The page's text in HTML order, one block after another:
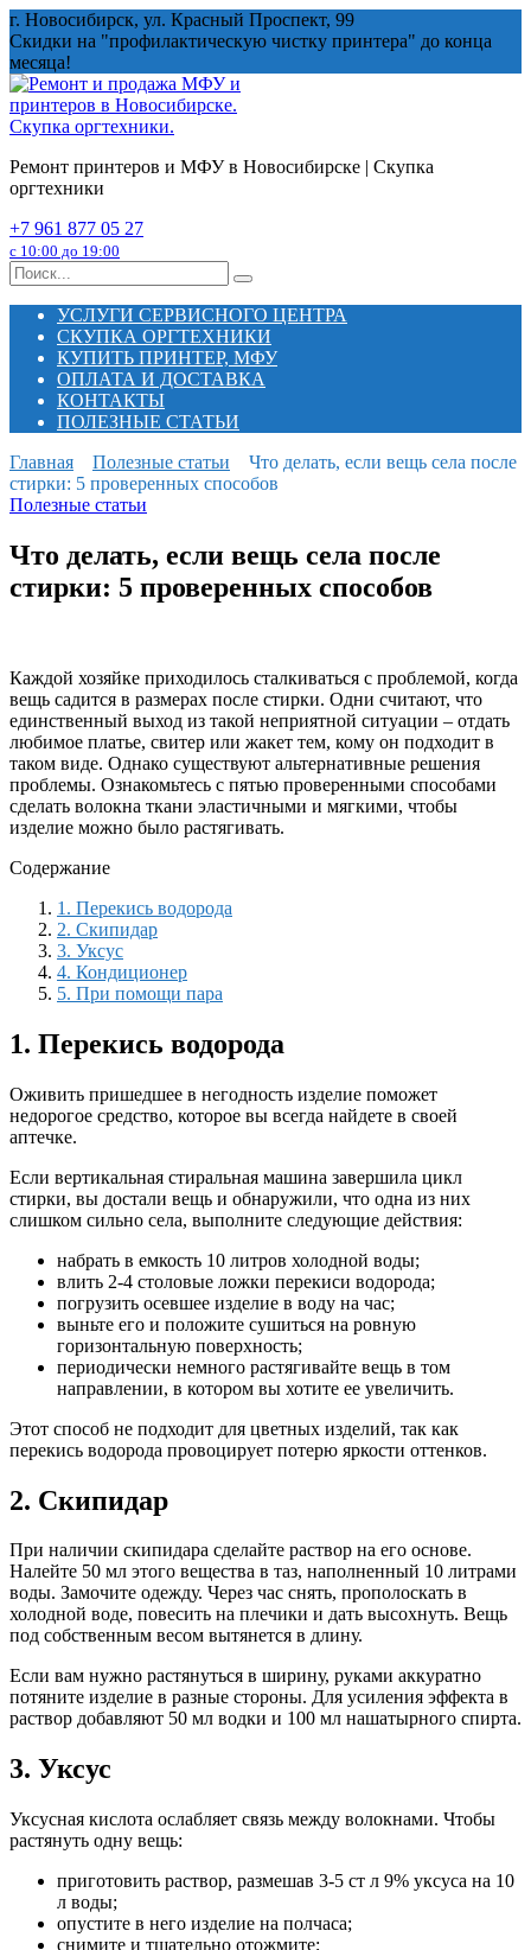
Перейти
к
содержанию
г. Новосибирск, ул. Красный Проспект, 99
Скидки на "профилактическую чистку принтера" до конца
месяца!
Ремонт принтеров и МФУ в Новосибирске | Скупка
оргтехники
+7 961 877 05 27
с 10:00 до 19:00
Search
for:
УСЛУГИ СЕРВИСНОГО ЦЕНТРА
СКУПКА ОРГТЕХНИКИ
КУПИТЬ ПРИНТЕР, МФУ
ОПЛАТА И ДОСТАВКА
КОНТАКТЫ
ПОЛЕЗНЫЕ СТАТЬИ
Главная
Полезные статьи
Что делать, если вещь села после
стирки: 5 проверенных способов
Полезные статьи
Что делать, если вещь села после
стирки: 5 проверенных способов
Каждой хозяйке приходилось сталкиваться с проблемой, когда
вещь садится в размерах после стирки. Одни считают, что
единственный выход из такой неприятной ситуации – отдать
любимое платье, свитер или жакет тем, кому он подходит в
таком виде. Однако существуют альтернативные решения
проблемы. Ознакомьтесь с пятью проверенными способами
сделать волокна ткани эластичными и мягкими, чтобы
изделие можно было растягивать.
Содержание
1. Перекись водорода
2. Скипидар
3. Уксус
4. Кондиционер
5. При помощи пара
1. Перекись водорода
Оживить пришедшее в негодность изделие поможет
недорогое средство, которое вы всегда найдете в своей
аптечке.
Если вертикальная стиральная машина завершила цикл
стирки, вы достали вещь и обнаружили, что одна из них
слишком сильно села, выполните следующие действия:
набрать в емкость 10 литров холодной воды;
влить 2-4 столовые ложки перекиси водорода;
погрузить осевшее изделие в воду на час;
выньте его и положите сушиться на ровную
горизонтальную поверхность;
периодически немного растягивайте вещь в том
направлении, в котором вы хотите ее увеличить.
Этот способ не подходит для цветных изделий, так как
перекись водорода провоцирует потерю яркости оттенков.
2. Скипидар
При наличии скипидара сделайте раствор на его основе.
Налейте 50 мл этого вещества в таз, наполненный 10 литрами
воды. Замочите одежду. Через час снять, прополоскать в
холодной воде, повесить на плечики и дать высохнуть. Вещь
под собственным весом вытянется в длину.
Если вам нужно растянуться в ширину, руками аккуратно
потяните изделие в разные стороны. Для усиления эффекта в
раствор добавляют 50 мл водки и 100 мл нашатырного спирта.
3. Уксус
Уксусная кислота ослабляет связь между волокнами. Чтобы
растянуть одну вещь:
приготовить раствор, размешав 3-5 ст л 9% уксуса на 10
л воды;
опустите в него изделие на полчаса;
снимите и тщательно отожмите;